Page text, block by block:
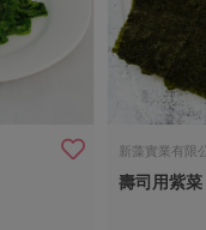
新藻實業有限
壽司用紫菜